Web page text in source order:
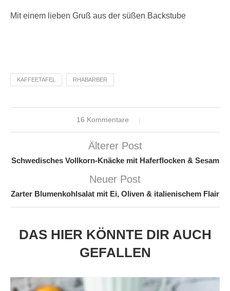
Mit einem lieben Gruß aus der süßen Backstube
KAFFEETAFEL RHABARBER
16 Kommentare
Älterer Post
Schwedisches Vollkorn-Knäcke mit Haferflocken & Sesam
Neuer Post
Zarter Blumenkohlsalat mit Ei, Oliven & italienischem Flair
DAS HIER KÖNNTE DIR AUCH
GEFALLEN